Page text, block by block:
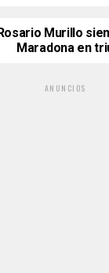
Rosario Murillo
Maradona en
ANUNCIOS